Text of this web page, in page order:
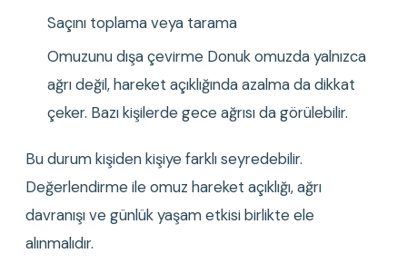
Saçını toplama veya tarama
Omuzunu dışa çevirme Donuk omuzda yalnızca
ağrı değil, hareket açıklığında azalma da dikkat
çeker. Bazı kişilerde gece ağrısı da görülebilir.
Bu durum kişiden kişiye farklı seyredebilir.
Değerlendirme ile omuz hareket açıklığı, ağrı
davranışı ve günlük yaşam etkisi birlikte ele
alınmalıdır.